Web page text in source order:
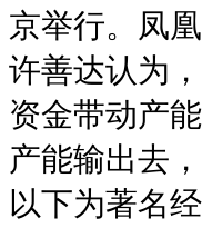
京举行。凤
许善达认为
资金带动产
产能输出去
以下为著名